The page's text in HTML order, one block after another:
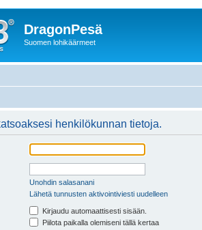
DragonPesä
Suomen lohikäärmeet
henkilökunnan tietoja.
Unohdin salasanani
Lähetä tunnusten aktivointiviesti uudelleen
Kirjaudu automaattisesti sisään.
Piilota paikalla olemiseni tällä kertaa